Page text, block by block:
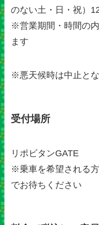
のない土・日・祝）
※営業期間・時間の
ます
※悪天候時は中止と
受付場所
リポビタンGATE
※乗車を希望される
でお待ちください